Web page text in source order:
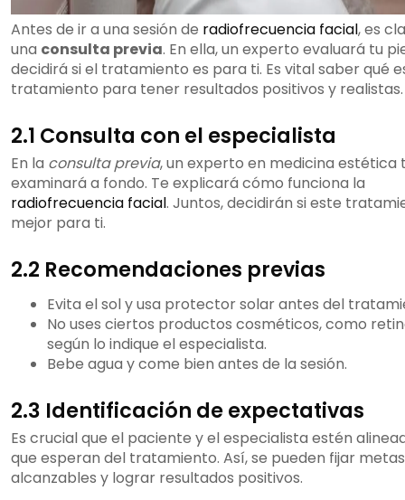
Antes de ir a una sesión de radiofrecuencia facial, es
una consulta previa. En ella, un experto evaluará tu
decidirá si el tratamiento es para ti. Es vital saber qué
tratamiento para tener resultados positivos y realistas.
2.1 Consulta con el especialista
En la consulta previa, un experto en medicina estética
examinará a fondo. Te explicará cómo funciona la
radiofrecuencia facial. Juntos, decidirán si este
mejor para ti.
2.2 Recomendaciones previas
Evita el sol y usa protector solar antes del
No uses ciertos productos cosméticos, como
según lo indique el especialista.
Bebe agua y come bien antes de la sesión.
2.3 Identificación de expectativas
Es crucial que el paciente y el especialista estén
que esperan del tratamiento. Así, se pueden fijar metas
alcanzables y lograr resultados positivos.